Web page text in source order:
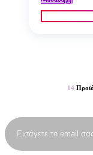
το
στη
του
14